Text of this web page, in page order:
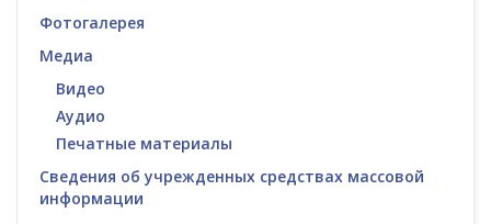
Фотогалерея
Медиа
Видео
Аудио
Печатные материалы
Сведения об учрежденных средствах массовой
информации